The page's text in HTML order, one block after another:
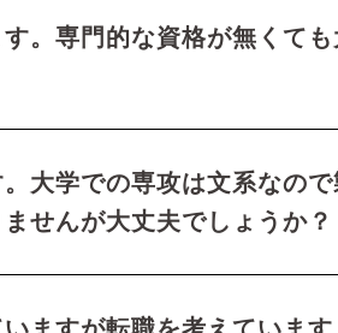
。専門的な資格が無くて
大学での専攻は文系なの
せんが大丈夫でしょうか？